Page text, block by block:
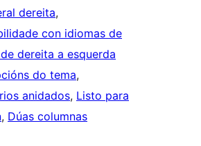
dereita
con idiomas de
dereita a esquerda
do tema
anidados, Listo para
, Dúas columnas